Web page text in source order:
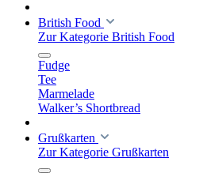
British Food
Zur Kategorie British Food
Fudge
Tee
Marmelade
Walker’s Shortbread
Grußkarten
Zur Kategorie Grußkarten